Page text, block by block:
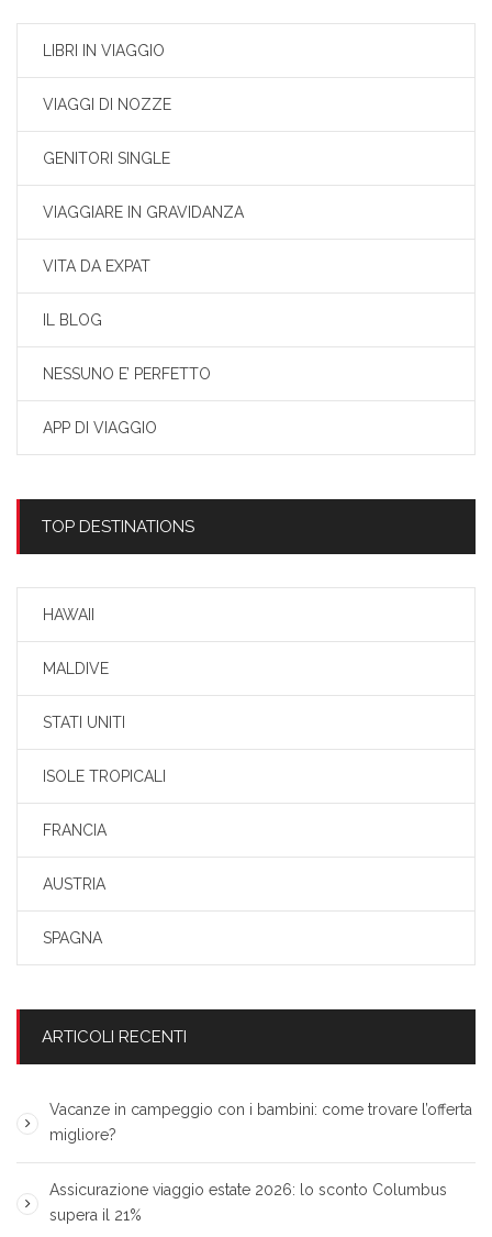
LIBRI IN VIAGGIO
VIAGGI DI NOZZE
GENITORI SINGLE
VIAGGIARE IN GRAVIDANZA
VITA DA EXPAT
IL BLOG
NESSUNO E’ PERFETTO
APP DI VIAGGIO
TOP DESTINATIONS
HAWAII
MALDIVE
STATI UNITI
ISOLE TROPICALI
FRANCIA
AUSTRIA
SPAGNA
ARTICOLI RECENTI
Vacanze in campeggio con i bambini: come trovare l’offerta
migliore?
Assicurazione viaggio estate 2026: lo sconto Columbus
supera il 21%